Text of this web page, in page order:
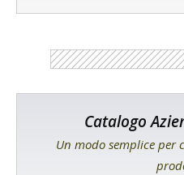
Catalogo
Un modo semplice per